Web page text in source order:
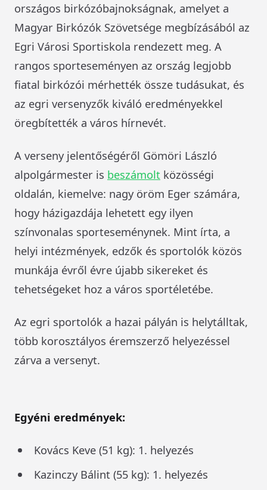
országos birkózóbajnokságnak, amelyet a
Magyar Birkózók Szövetsége megbízásából az
Egri Városi Sportiskola rendezett meg. A
rangos sporteseményen az ország legjobb
fiatal birkózói mérhették össze tudásukat, és
az egri versenyzők kiváló eredményekkel
öregbítették a város hírnevét.
A verseny jelentőségéről Gömöri László
alpolgármester is beszámolt közösségi
oldalán, kiemelve: nagy öröm Eger számára,
hogy házigazdája lehetett egy ilyen
színvonalas sporteseménynek. Mint írta, a
helyi intézmények, edzők és sportolók közös
munkája évről évre újabb sikereket és
tehetségeket hoz a város sportéletébe.
Az egri sportolók a hazai pályán is helytálltak,
több korosztályos éremszerző helyezéssel
zárva a versenyt.
Egyéni eredmények:
Kovács Keve (51 kg): 1. helyezés
Kazinczy Bálint (55 kg): 1. helyezés